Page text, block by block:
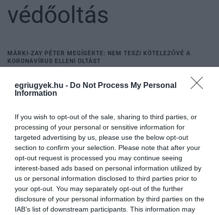
egriugyek.hu - Do Not Process My Personal
Information
If you wish to opt-out of the sale, sharing to third parties, or
processing of your personal or sensitive information for
targeted advertising by us, please use the below opt-out
section to confirm your selection. Please note that after your
opt-out request is processed you may continue seeing
interest-based ads based on personal information utilized by
us or personal information disclosed to third parties prior to
your opt-out. You may separately opt-out of the further
disclosure of your personal information by third parties on the
IAB’s list of downstream participants. This information may
védőoltás
MÁRKI-ZAY PÉTER MEGÍGÉRTE: NEM TESZI KÖTELEZŐVÉ A
KORONAVÍRUS ELLENI OLTÁST
2022. február 11|Mindenki ügye
Márki-Zay Péter csütörtöki országjárásának tatabányai állomásán
több jelenlévőtől is megkapta a kérdést, mi lesz a kötelező
hatalomra...
NYOMOZÁS INDULT A KELETI VAKCINÁK MAGYARORSZÁGI
ENGEDÉLYEZÉSÉNEK ÜGYÉBEN
2022. február 11|Mindenki ügye
Nyomoz a Nemzeti Nyomozó Iroda (NNYI) a kínai és orosz
vakcinák magyarországi engedélyezése ügyében hivatali
visszaélés és foglalkozás körében elkövetett gondatlan
veszélyeztetés miatt – írja a ...